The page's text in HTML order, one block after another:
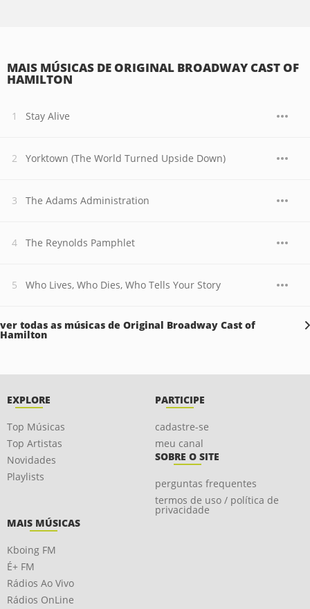
MAIS MÚSICAS DE ORIGINAL BROADWAY CAST OF
HAMILTON
Stay Alive
Yorktown (The World Turned Upside Down)
The Adams Administration
The Reynolds Pamphlet
Who Lives, Who Dies, Who Tells Your Story
ver todas as músicas de Original Broadway Cast of
Hamilton
EXPLORE
Top Músicas
Top Artistas
Novidades
Playlists
PARTICIPE
cadastre-se
meu canal
SOBRE O SITE
perguntas frequentes
termos de uso / política de
privacidade
MAIS MÚSICAS
Kboing FM
É+ FM
Rádios Ao Vivo
Rádios OnLine